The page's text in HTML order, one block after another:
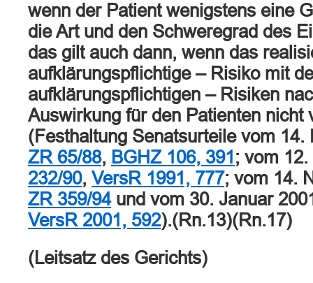
wenn der Patient wenigstens eine
die Art und den Schweregrad des
das gilt auch dann, wenn das
aufklärungspflichtige – Risiko mit
aufklärungspflichtigen – Risiken
Auswirkung für den Patienten nicht
(Festhaltung Senatsurteile vom
ZR 65/88, BGHZ 106, 391 ; vom
232/90, VersR 1991, 777; vom 14.
ZR 359/94und vom 30. Januar
VersR 2001, 592).(Rn.13)(Rn.17)
(Leitsatz des Gerichts)